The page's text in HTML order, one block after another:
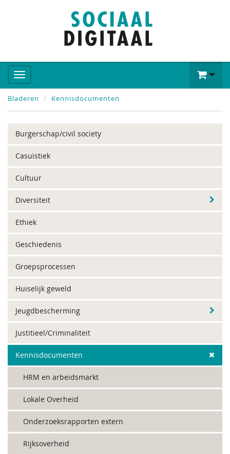
Bladeren Kennisdocumenten
Burgerschap/civil society
Casuïstiek
Cultuur
Diversiteit
Ethiek
Geschiedenis
Groepsprocessen
Huiselijk geweld
Jeugdbescherming
Justitieel/Criminaliteit
Kennisdocumenten
HRM en arbeidsmarkt
Lokale Overheid
Onderzoeksrapporten extern
Rijksoverheid